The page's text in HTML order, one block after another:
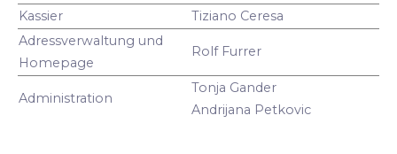
Kassier
Tiziano Ceresa
Adressverwaltung und
Homepage
Rolf Furrer
Administration
Tonja Gander
Andrijana Petkovic